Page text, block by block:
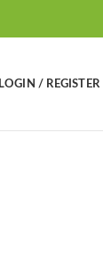
LOGIN / REGISTER